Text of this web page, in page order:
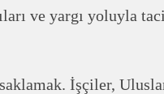
ve yargı yoluyla
İşçiler,